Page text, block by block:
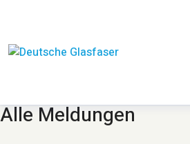
Alle Meldungen